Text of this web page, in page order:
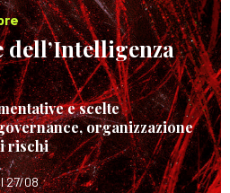
dell’Intelligenza
e scelte
organizzazione
rischi
27/08